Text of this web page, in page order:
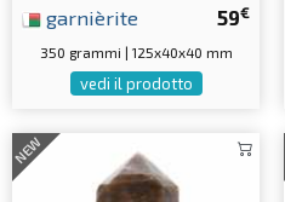
59€
garnièrite
350 grammi | 125x40x40 mm
vedi il prodotto
NEW